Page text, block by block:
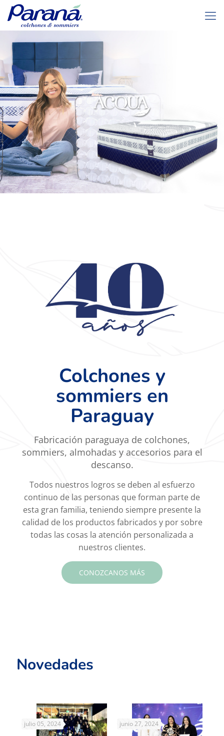
Colchones y
sommiers en
Paraguay
Fabricación paraguaya de colchones,
sommiers, almohadas y accesorios para el
descanso.
Todos nuestros logros se deben al esfuerzo
continuo de las personas que forman parte de
esta gran familia, teniendo siempre presente la
calidad de los productos fabricados y por sobre
todas las cosas la atención personalizada a
nuestros clientes.
CONOZCANOS MÁS
Novedades
julio 05, 2024 junio 27, 2024